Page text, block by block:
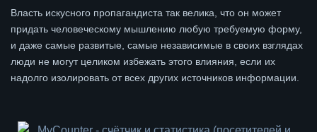
Власть искусного пропагандиста так велика, что он может
придать человеческому мышлению любую требуемую форму,
и даже самые развитые, самые независимые в своих взглядах
люди не могут целиком избежать этого влияния, если их
надолго изолировать от всех других источников информации.